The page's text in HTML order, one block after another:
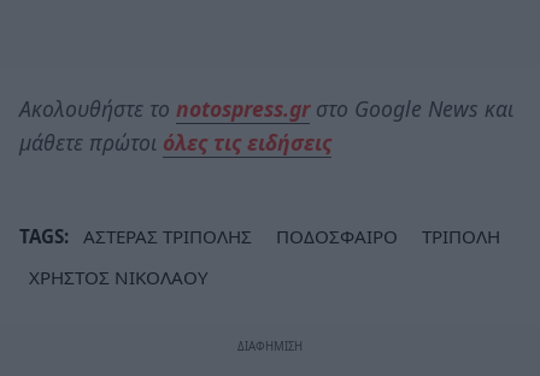
Ακολουθήστε το notospress.grστο Google News και
μάθετε πρώτοι όλες τις ειδήσεις
TAGS: ΑΣΤΕΡΑΣ ΤΡΙΠΟΛΗΣ ΠΟΔΟΣΦΑΙΡΟ
ΤΡΙΠΟΛΗ
ΧΡΗΣΤΟΣ ΝΙΚΟΛΑΟΥ